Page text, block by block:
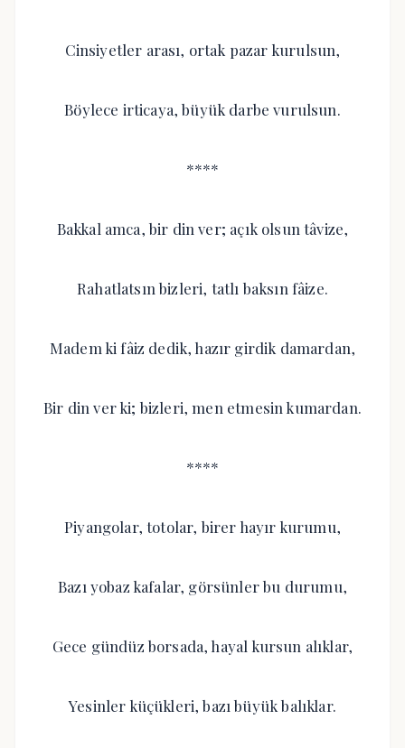
Cinsiyetler arası, ortak pazar kurulsun,
Böylece irticaya, büyük darbe vurulsun.
****
Bakkal amca, bir din ver; açık olsun tâvize,
Rahatlatsın bizleri, tatlı baksın fâize.
Madem ki fâiz dedik, hazır girdik damardan,
Bir din ver ki; bizleri, men etmesin kumardan.
****
Piyangolar, totolar, birer hayır kurumu,
Bazı yobaz kafalar, görsünler bu durumu,
Gece gündüz borsada, hayal kursun alıklar,
Yesinler küçükleri, bazı büyük balıklar.